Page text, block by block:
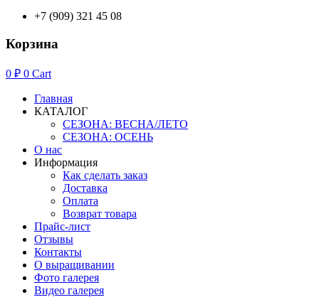
+7 (909) 321 45 08
Корзина
0 ₽ 0 Cart
Главная
КАТАЛОГ
СЕЗОНА: ВЕСНА/ЛЕТО
СЕЗОНА: ОСЕНЬ
О нас
Информация
Как сделать заказ
Доставка
Оплата
Возврат товара
Прайс-лист
Отзывы
Контакты
О выращивании
Фото галерея
Видео галерея